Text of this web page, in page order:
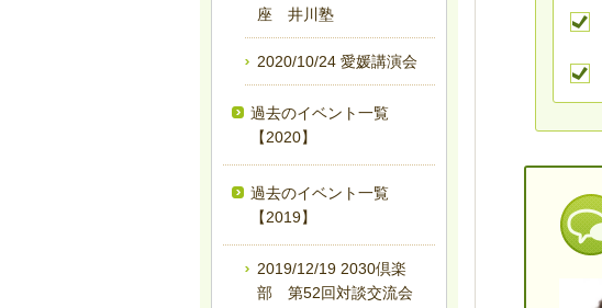
座 井川塾
2020/10/24 愛媛講演会
過去のイベント一覧
【2020】
過去のイベント一覧
【2019】
2019/12/19 2030倶楽
部 第52回対談交流会